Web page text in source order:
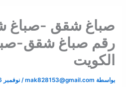
صباغ شقق -صباغ
رقم صباغ شقق-
الكويت
بواسطة mak828153@gmail.com
/نوفمبر 26, 2024